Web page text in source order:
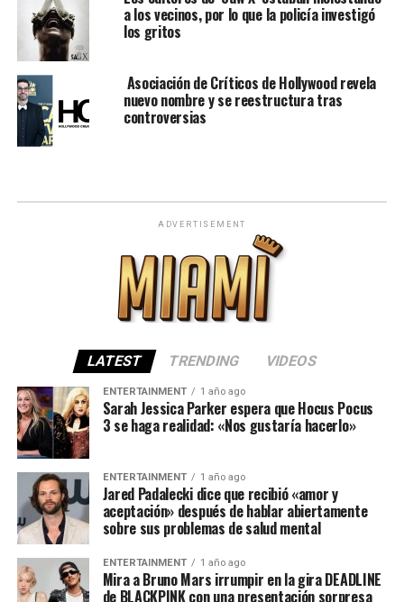
a los vecinos, por lo que la policía investigó
los gritos
Asociación de Críticos de Hollywood revela
nuevo nombre y se reestructura tras
controversias
ADVERTISEMENT
LATEST TRENDING VIDEOS
ENTERTAINMENT 1 año ago
Sarah Jessica Parker espera que Hocus Pocus
3 se haga realidad: «Nos gustaría hacerlo»
ENTERTAINMENT 1 año ago
Jared Padalecki dice que recibió «amor y
aceptación» después de hablar abiertamente
sobre sus problemas de salud mental
ENTERTAINMENT 1 año ago
Mira a Bruno Mars irrumpir en la gira DEADLINE
de BLACKPINK con una presentación sorpresa